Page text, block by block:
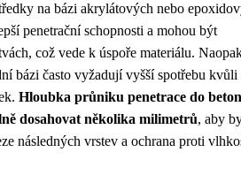
na bázi akrylátových nebo
penetrační schopnosti a mohou být
což vede k úspoře materiálu.
bázi často vyžadují vyšší spotřebu kvůli
Hloubka průniku penetrace do
dosahovat několika milimetrů, aby
následných vrstev a ochrana proti